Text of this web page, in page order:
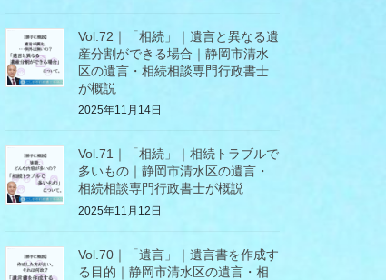
Vol.72｜「相続」｜遺言と異なる遺
産分割ができる場合｜静岡市清水
区の遺言・相続相談専門行政書士
が概説
2025年11月14日
Vol.71｜「相続」｜相続トラブルで
多いもの｜静岡市清水区の遺言・
相続相談専門行政書士が概説
2025年11月12日
Vol.70｜「遺言」｜遺言書を作成す
る目的｜静岡市清水区の遺言・相